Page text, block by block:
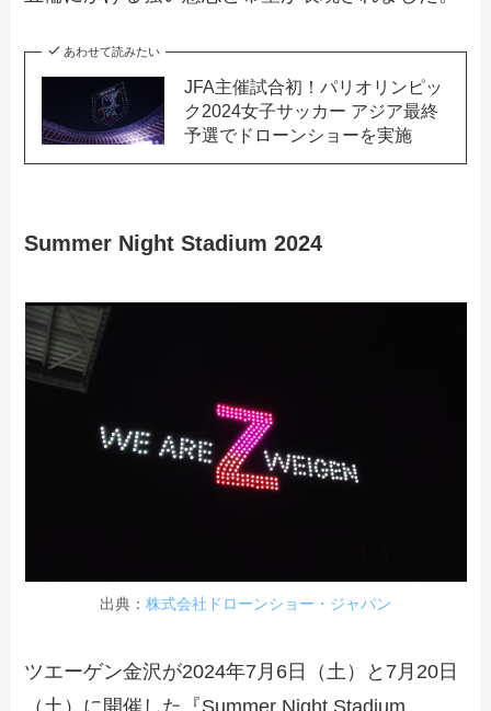
あわせて読みたい
JFA主催試合初！パリオリンピッ
ク2024女子サッカー アジア最終
予選でドローンショーを実施
Summer Night Stadium 2024
出典： 株式会社ドローンショー・ジャパン
ツエーゲン金沢が2024年7月6日（土）と7月20日